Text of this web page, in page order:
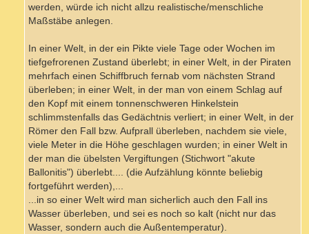
werden, würde ich nicht allzu realistische/menschliche
Maßstäbe anlegen.
In einer Welt, in der ein Pikte viele Tage oder Wochen im
tiefgefrorenen Zustand überlebt; in einer Welt, in der Piraten
mehrfach einen Schiffbruch fernab vom nächsten Strand
überleben; in einer Welt, in der man von einem Schlag auf
den Kopf mit einem tonnenschweren Hinkelstein
schlimmstenfalls das Gedächtnis verliert; in einer Welt, in der
Römer den Fall bzw. Aufprall überleben, nachdem sie viele,
viele Meter in die Höhe geschlagen wurden; in einer Welt in
der man die übelsten Vergiftungen (Stichwort "akute
Ballonitis") überlebt.... (die Aufzählung könnte beliebig
fortgeführt werden),...
...in so einer Welt wird man sicherlich auch den Fall ins
Wasser überleben, und sei es noch so kalt (nicht nur das
Wasser, sondern auch die Außentemperatur).